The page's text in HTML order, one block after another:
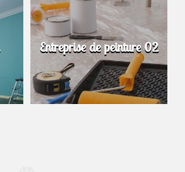
Entreprise de peinture 02